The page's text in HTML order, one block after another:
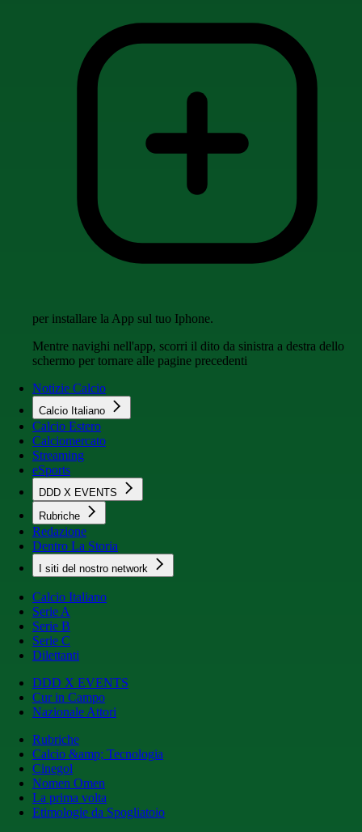
per installare la App sul tuo Iphone.
Mentre navighi nell'app, scorri il dito da sinistra a destra dello
schermo per tornare alle pagine precedenti
Notizie Calcio
Calcio Italiano
Calcio Estero
Calciomercato
Streaming
eSports
DDD X EVENTS
Rubriche
Redazione
Dentro La Storia
I siti del nostro network
Calcio Italiano
Serie A
Serie B
Serie C
Dilettanti
DDD X EVENTS
Cur in Campo
Nazionale Attori
Rubriche
Calcio &amp; Tecnologia
Cinegol
Nomen Omen
La prima volta
Etimologie da Spogliatoio